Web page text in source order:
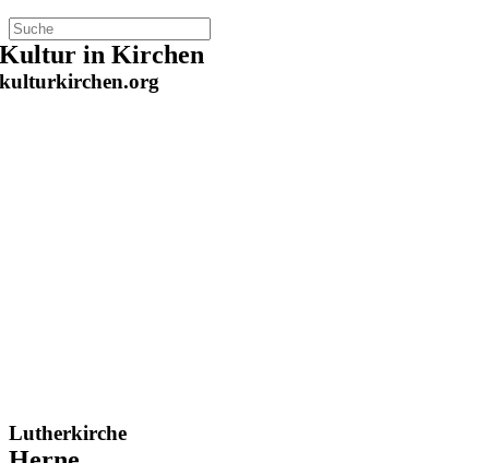
Zum
Inhalt
springen
Kultur in Kirchen
kulturkirchen.org
Lutherkirche